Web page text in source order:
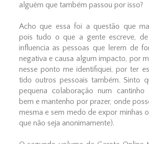
alguém que também passou por isso?
Acho que essa foi a questão que
pois tudo o que a gente escreve,
influencia as pessoas que lerem de
negativa e causa algum impacto, por
nesse ponto me identifiquei, por ter
tido outros pessoais também. Sinto
pequena colaboração num
bem e mantenho por prazer, onde
mesma e sem medo de expor minhas
que não seja anonimamente).